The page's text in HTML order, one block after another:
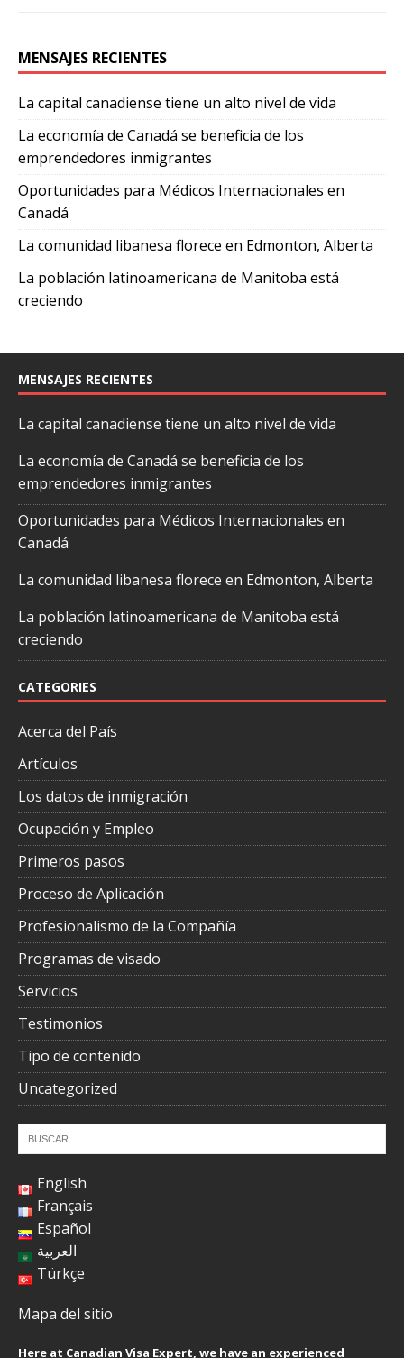
MENSAJES RECIENTES
La capital canadiense tiene un alto nivel de vida
La economía de Canadá se beneficia de los
emprendedores inmigrantes
Oportunidades para Médicos Internacionales en
Canadá
La comunidad libanesa florece en Edmonton, Alberta
La población latinoamericana de Manitoba está
creciendo
MENSAJES RECIENTES
La capital canadiense tiene un alto nivel de vida
La economía de Canadá se beneficia de los
emprendedores inmigrantes
Oportunidades para Médicos Internacionales en
Canadá
La comunidad libanesa florece en Edmonton, Alberta
La población latinoamericana de Manitoba está
creciendo
CATEGORIES
Acerca del País
Artículos
Los datos de inmigración
Ocupación y Empleo
Primeros pasos
Proceso de Aplicación
Profesionalismo de la Compañía
Programas de visado
Servicios
Testimonios
Tipo de contenido
Uncategorized
English
Français
Español
العربية
Türkçe
Mapa del sitio
Here at Canadian Visa Expert, we have an experienced